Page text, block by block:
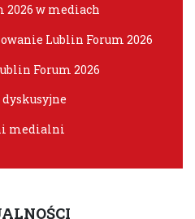
2026 w mediach
Lublin Forum 2026
Forum 2026
medialni